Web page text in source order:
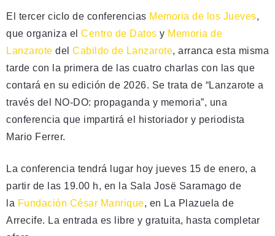
El tercer ciclo de conferencias Memoria de los Jueves,
que organiza el Centro de Datos y Memoria de
Lanzarote del Cabildo de Lanzarote, arranca esta misma
tarde con la primera de las cuatro charlas con las que
contará en su edición de 2026. Se trata de “Lanzarote a
través del NO-DO: propaganda y memoria”, una
conferencia que impartirá el historiador y periodista
Mario Ferrer.
La conferencia tendrá lugar hoy jueves 15 de enero, a
partir de las 19.00 h, en la Sala Josë Saramago de
la Fundación César Manrique, en La Plazuela de
Arrecife. La entrada es libre y gratuita, hasta completar